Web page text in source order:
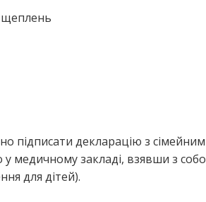
щеплень
підписати декларацію з
медичному закладі, взявши з
для дітей).